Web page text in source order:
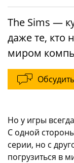
The Sims —
даже те, кто
миром
Обсудить
Но у игры
С одной
серии, но с
погрузиться в